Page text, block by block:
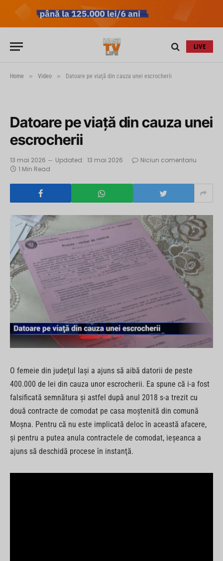
LIVE
Home » Video » Datoare pe viaţă din cauza unei escrocherii
Datoare pe viaţă din cauza unei
escrocherii
13 mai 2026 Updated: 13 mai 2026
Niciun comentariu
1 Min Read
O femeie din judeţul Iaşi a ajuns să aibă datorii de peste
400.000 de lei din cauza unor escrocherii. Ea spune că i-a fost
falsificată semnătura şi astfel după anul 2018 s-a trezit cu
două contracte de comodat pe casa moştenită din comună
Moşna. Pentru că nu este implicată deloc în această afacere,
şi pentru a putea anula contractele de comodat, ieşeanca a
ajuns să deschidă procese în instanţă.